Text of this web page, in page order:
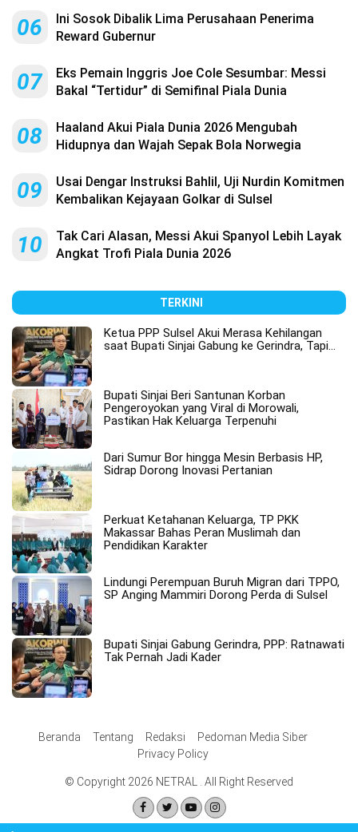
06
Ini Sosok Dibalik Lima Perusahaan Penerima
Reward Gubernur
07
Eks Pemain Inggris Joe Cole Sesumbar: Messi
Bakal “Tertidur” di Semifinal Piala Dunia
08
Haaland Akui Piala Dunia 2026 Mengubah
Hidupnya dan Wajah Sepak Bola Norwegia
09
Usai Dengar Instruksi Bahlil, Uji Nurdin Komitmen
Kembalikan Kejayaan Golkar di Sulsel
10
Tak Cari Alasan, Messi Akui Spanyol Lebih Layak
Angkat Trofi Piala Dunia 2026
TERKINI
Ketua PPP Sulsel Akui Merasa Kehilangan
saat Bupati Sinjai Gabung ke Gerindra, Tapi…
Bupati Sinjai Beri Santunan Korban
Pengeroyokan yang Viral di Morowali,
Pastikan Hak Keluarga Terpenuhi
Dari Sumur Bor hingga Mesin Berbasis HP,
Sidrap Dorong Inovasi Pertanian
Perkuat Ketahanan Keluarga, TP PKK
Makassar Bahas Peran Muslimah dan
Pendidikan Karakter
Lindungi Perempuan Buruh Migran dari TPPO,
SP Anging Mammiri Dorong Perda di Sulsel
Bupati Sinjai Gabung Gerindra, PPP: Ratnawati
Tak Pernah Jadi Kader
Beranda Tentang Redaksi
Pedoman Media Siber
Privacy Policy
© Copyright 2026 NETRAL . All Right Reserved